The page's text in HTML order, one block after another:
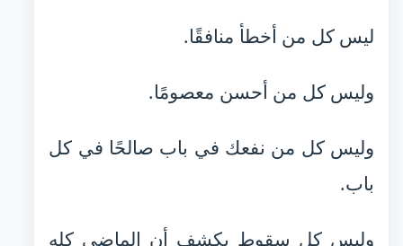
ليس كل من أخطأ منافقًا.
وليس كل من أحسن معصومًا.
وليس كل من نفعك في باب صالحًا في كل
باب.
وليس كل سقوط يكشف أن الماضي كله